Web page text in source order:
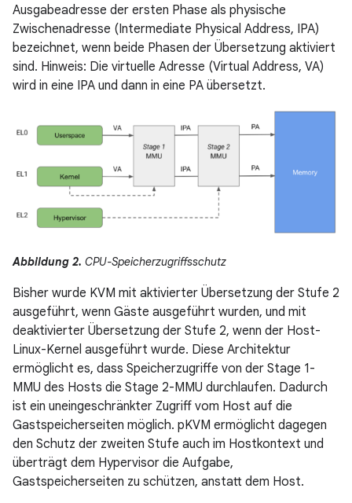
Ausgabeadresse der ersten Phase als physische
Zwischenadresse (Intermediate Physical Address, IPA)
bezeichnet, wenn beide Phasen der Übersetzung aktiviert
sind. Hinweis: Die virtuelle Adresse (Virtual Address, VA)
wird in eine IPA und dann in eine PA übersetzt.
Abbildung 2. CPU-Speicherzugriffsschutz
Bisher wurde KVM mit aktivierter Übersetzung der Stufe 2
ausgeführt, wenn Gäste ausgeführt wurden, und mit
deaktivierter Übersetzung der Stufe 2, wenn der Host-
Linux-Kernel ausgeführt wurde. Diese Architektur
ermöglicht es, dass Speicherzugriffe von der Stage 1-
MMU des Hosts die Stage 2-MMU durchlaufen. Dadurch
ist ein uneingeschränkter Zugriff vom Host auf die
Gastspeicherseiten möglich. pKVM ermöglicht dagegen
den Schutz der zweiten Stufe auch im Hostkontext und
überträgt dem Hypervisor die Aufgabe,
Gastspeicherseiten zu schützen, anstatt dem Host.